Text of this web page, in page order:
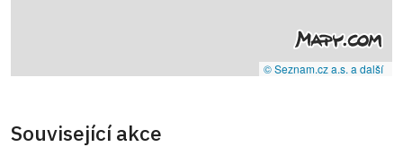
© Seznam.cz a.s. a další
Související akce